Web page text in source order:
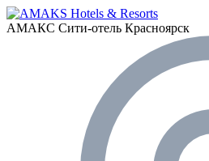
АМАКС Сити-отель Красноярск